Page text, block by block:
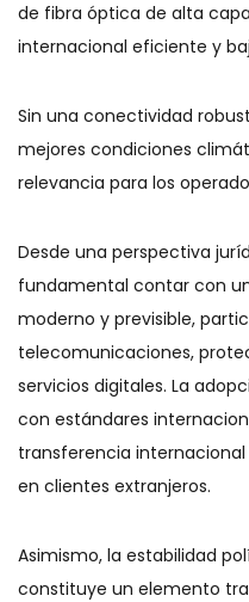
de fibra óptica de alta
internacional eficiente y
Sin una conectividad
mejores condiciones
relevancia para los
Desde una perspectiva
fundamental contar con
moderno y previsible,
telecomunicaciones,
servicios digitales. La
con estándares
transferencia
en clientes extranjeros.
Asimismo, la estabilidad
constituye un elemento